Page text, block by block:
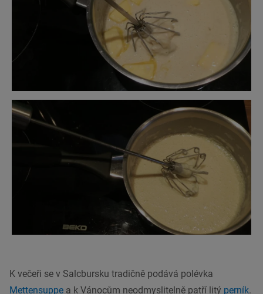
K večeři se v Salcbursku tradičně podává polévka
Mettensuppe a k Vánocům neodmyslitelně patří litý perník.